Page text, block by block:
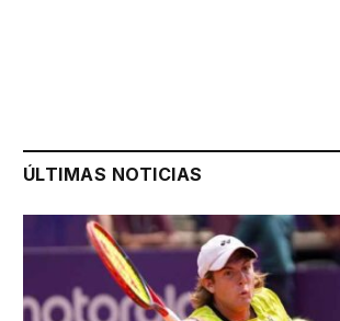
ÚLTIMAS NOTICIAS